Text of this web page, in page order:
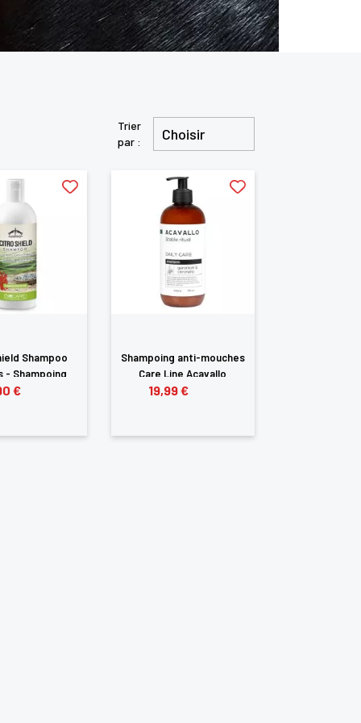
Trier
par :
Choisir
Shampoo
- Shampoing
€
Shampoing anti-mouches
Care Line Acavallo
19,99 €